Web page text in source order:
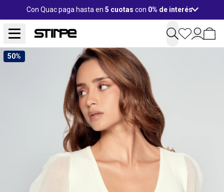
Con Quac paga hasta en 5 cuotas con 0% de interés
50%